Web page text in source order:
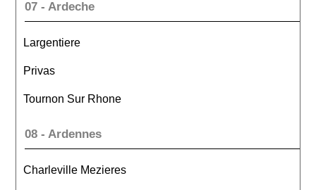
07 - Ardeche
Largentiere
Privas
Tournon Sur Rhone
08 - Ardennes
Charleville Mezieres